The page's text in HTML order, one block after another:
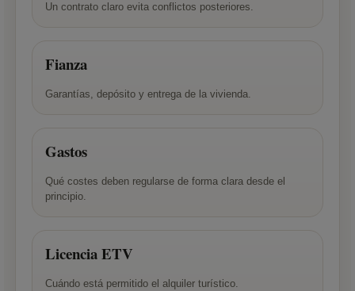
Un contrato claro evita conflictos posteriores.
Fianza
Garantías, depósito y entrega de la vivienda.
Gastos
Qué costes deben regularse de forma clara desde el
principio.
Licencia ETV
Cuándo está permitido el alquiler turístico.